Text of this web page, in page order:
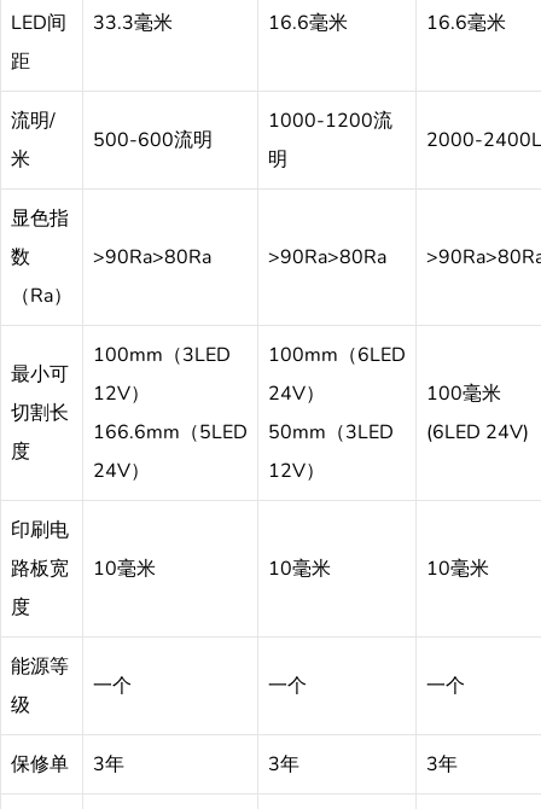
LED间
距
33.3毫米 16.6毫米 16.6毫米
流明/
米
500-600流明
1000-1200流
明
2000-
显色指
数
（Ra）
>90Ra>80Ra >90Ra>80Ra
最小可
切割长
度
100mm（3LED
12V）
166.6mm（5LED
24V）
100mm（6LED
24V）
50mm（3LED
12V）
100毫米
(6LED 24V)
印刷电
路板宽
度
10毫米 10毫米 10毫米
能源等
级
一个 一个 一个
保修单 3年 3年 3年